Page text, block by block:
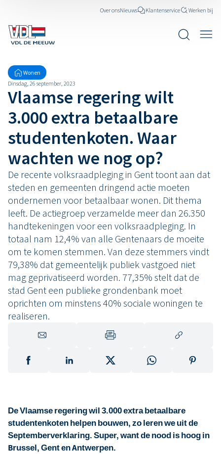
Over onsNieuws Klantenservice Werken bij
Wonen
Dinsdag, 26 september, 2023
Vlaamse regering wilt
3.000 extra betaalbare
studentenkoten. Waar
wachten we nog op?
De recente volksraadpleging in Gent toont aan dat
steden en gemeenten dringend actie moeten
ondernemen voor betaalbaar wonen. Dit thema
leeft. De actiegroep verzamelde meer dan 26.350
handtekeningen voor een volksraadpleging. In
totaal nam 12,4% van alle Gentenaars de moeite
om te komen stemmen. Van deze stemmers vindt
79,38% dat gemeentelijk publiek vastgoed niet
mag geprivatiseerd worden. 77,35% stelt dat de
stad Gent een publieke grondenbank moet
oprichten om minstens 40% sociale woningen te
realiseren.
De Vlaamse regering wil 3.000 extra betaalbare
studentenkoten helpen bouwen, zo leren we uit de
Septemberverklaring. Super, want de nood is hoog in
Brussel, Gent en Antwerpen.